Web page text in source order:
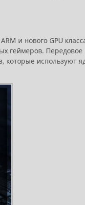
и нового GPU
геймеров. Передовое
которые используют